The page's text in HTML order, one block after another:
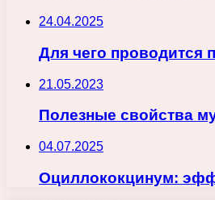
24.04.2025
Для чего проводится
21.05.2023
Полезные свойства
04.07.2025
Оциллококцинум: